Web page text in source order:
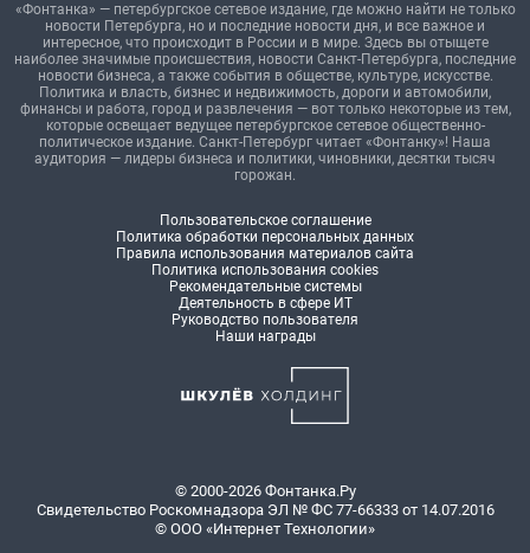
«Фонтанка» — петербургское сетевое издание, где можно найти не только
новости Петербурга, но и последние новости дня, и все важное и
интересное, что происходит в России и в мире. Здесь вы отыщете
наиболее значимые происшествия, новости Санкт-Петербурга, последние
новости бизнеса, а также события в обществе, культуре, искусстве.
Политика и власть, бизнес и недвижимость, дороги и автомобили,
финансы и работа, город и развлечения — вот только некоторые из тем,
которые освещает ведущее петербургское сетевое общественно-
политическое издание. Санкт-Петербург читает «Фонтанку»! Наша
аудитория — лидеры бизнеса и политики, чиновники, десятки тысяч
горожан.
Пользовательское соглашение
Политика обработки персональных данных
Правила использования материалов сайта
Политика использования cookies
Рекомендательные системы
Деятельность в сфере ИТ
Руководство пользователя
Наши награды
© 2000-2026 Фонтанка.Ру
Свидетельство Роскомнадзора ЭЛ № ФС 77-66333 от 14.07.2016
© ООО «Интернет Технологии»